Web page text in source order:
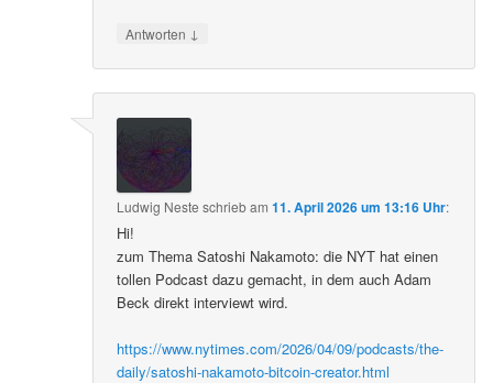
Antworten ↓
Ludwig Neste schriebam11. April 2026 um 13:16 Uhr:
Hi!
zum Thema Satoshi Nakamoto: die NYT hat einen
tollen Podcast dazu gemacht, in dem auch Adam
Beck direkt interviewt wird.
https://www.nytimes.com/2026/04/09/podcasts/the-
daily/satoshi-nakamoto-bitcoin-creator.html